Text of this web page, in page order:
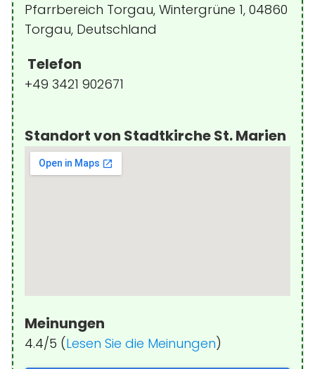
Pfarrbereich Torgau, Wintergrüne 1, 04860
Torgau, Deutschland
Telefon
+49 3421 902671
Standort von Stadtkirche St. Marien
Meinungen
4.4/5 (Lesen Sie die Meinungen)